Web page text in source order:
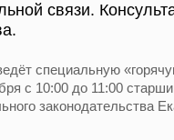
связи.
специальную
с 10:00 до 11:00
законодательства